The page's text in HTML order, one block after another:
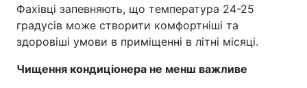
Фахівці запевняють, що температура 24-25
градусів може створити комфортніші та
здоровіші умови в приміщенні в літні місяці.
Чищення кондиціонера не менш важливе